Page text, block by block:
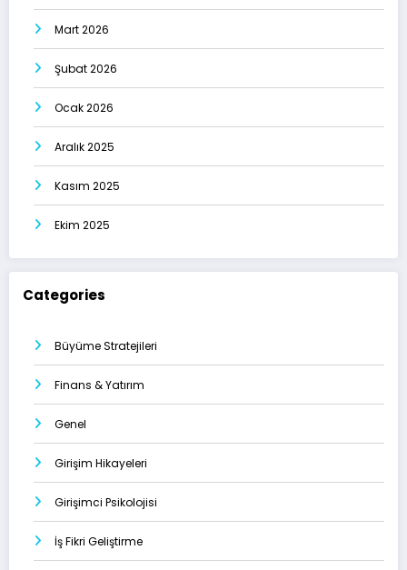
Mart 2026
Şubat 2026
Ocak 2026
Aralık 2025
Kasım 2025
Ekim 2025
Categories
Büyüme Stratejileri
Finans & Yatırım
Genel
Girişim Hikayeleri
Girişimci Psikolojisi
İş Fikri Geliştirme